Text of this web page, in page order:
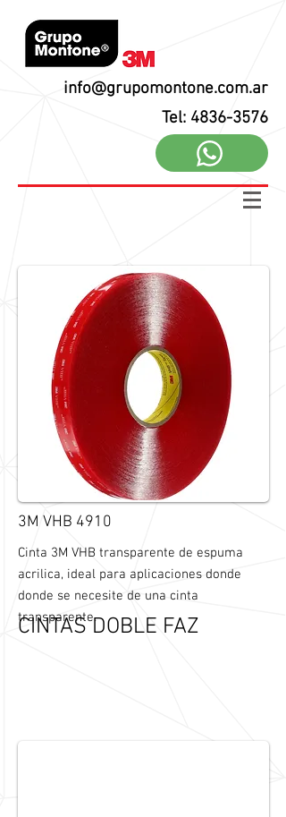
info@grupomontone.com.ar
Tel: 4836-3576
3M VHB 4910
Cinta 3M VHB transparente de espuma
acrilica, ideal para aplicaciones donde
donde se necesite de una cinta
transparente.
CINTAS DOBLE FAZ